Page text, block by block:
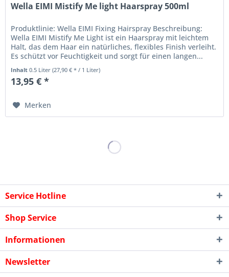
Wella EIMI Mistify Me light Haarspray 500ml
Produktlinie: Wella EIMI Fixing Hairspray Beschreibung:
Wella EIMI Mistify Me Light ist ein Haarspray mit leichtem
Halt, das dem Haar ein natürliches, flexibles Finish verleiht.
Es schützt vor Feuchtigkeit und sorgt für einen langen...
Inhalt0.5 Liter(27,90 € * / 1 Liter)
13,95 € *
Merken
Service Hotline
Shop Service
Informationen
Newsletter